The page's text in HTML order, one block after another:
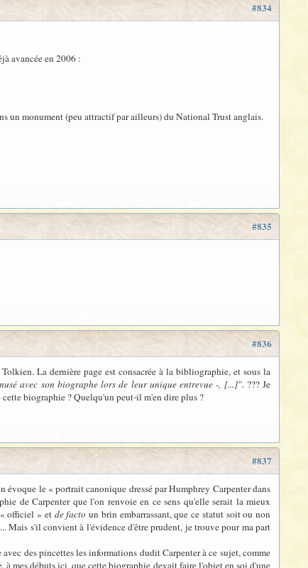
#834
avancée en 2006 :
un monument (peu attractif par ailleurs) du National Trust anglais.
#835
#836
La dernière page est consacrée à la bibliographie, et sous la
avec son biographe lors de leur unique entrevue -, [...]". ??? Je
biographie ? Quelqu'un peut-il m'en dire plus ?
#837
évoque le « portrait canonique dressé par Humphrey Carpenter dans
de Carpenter que l'on renvoie en ce sens qu'elle serait la mieux
officiel » et de facto un brin embarrassant, que ce statut soit ou non
... Mais s'il convient à l'évidence d'être prudent, je trouve pour ma part
des pincettes les informations dudit Carpenter à ce sujet, comme
à mes débuts ici, que cette biographie devait faire l'objet en soi d'une